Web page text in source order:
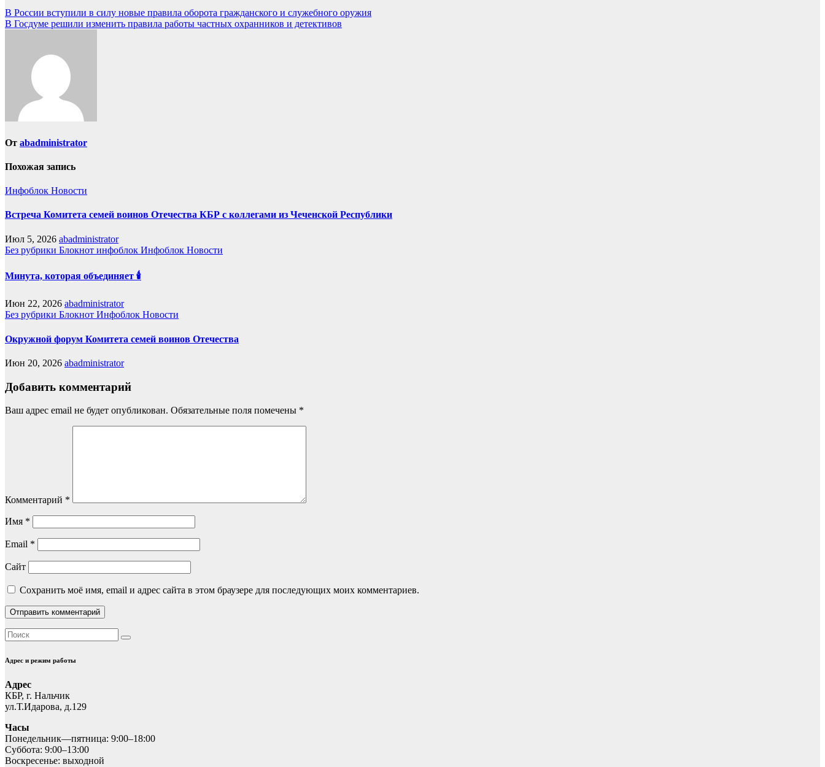
Навигация
по
В России вступили в силу новые правила оборота гражданского и служебного оружия
В Госдуме решили изменить правила работы частных охранников и детективов
От abadministrator
Похожая запись
Инфоблок Новости
Встреча Комитета семей воинов Отечества КБР с коллегами из Чеченской Республики
Июл 5, 2026 abadministrator
Без рубрики Блокнот инфоблок Инфоблок Новости
Минута, которая объединяет 🕯️
Июн 22, 2026 abadministrator
Без рубрики Блокнот Инфоблок Новости
Окружной форум Комитета семей воинов Отечества
Июн 20, 2026 abadministrator
Добавить комментарий
Ваш адрес email не будет опубликован. Обязательные поля помечены *
Комментарий *
Имя *
Email *
Сайт
Сохранить моё имя, email и адрес сайта в этом браузере для последующих моих комментариев.
Адрес и режим работы
Адрес
КБР, г. Нальчик
ул.Т.Идарова, д.129
Часы
Понедельник—пятница: 9:00–18:00
Суббота: 9:00–13:00
Воскресенье: выходной